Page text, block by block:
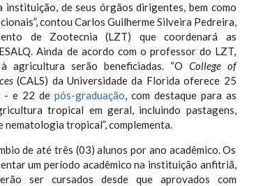
instituição, de seus órgãos dirigentes, bem como
contou Carlos Guilherme Silveira Pedreira,
de Zootecnia (LZT) que coordenará as
Ainda de acordo com o professor do LZT,
agricultura serão beneficiadas. “O College of
(CALS) da Universidade da Florida oferece 25
- e 22 de pós-graduação, com destaque para as
tropical em geral, incluindo pastagens,
tropical”, complementa.
de até três (03) alunos por ano acadêmico. Os
um período acadêmico na instituição anfitriã,
ser cursados desde que aprovados com